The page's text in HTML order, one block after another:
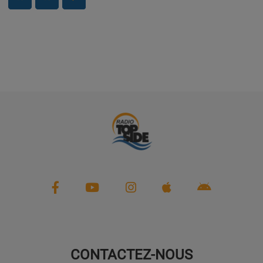
PARTENAIRES
CONTACTEZ-NOUS